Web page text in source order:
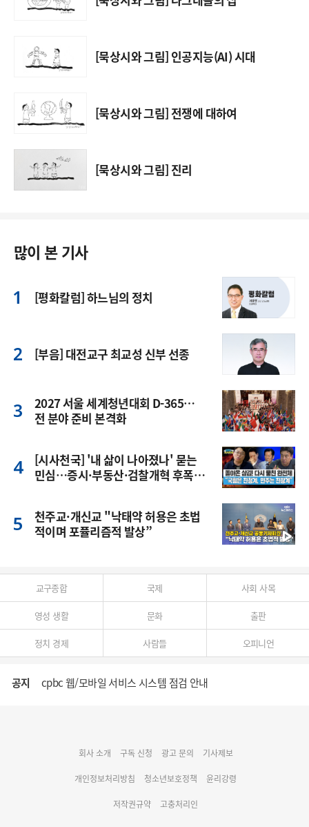
[묵상시와 그림] 인공지능(AI) 시대
[묵상시와 그림] 전쟁에 대하여
[묵상시와 그림] 진리
많이 본 기사
[평화칼럼] 하느님의 정치
[부음] 대전교구 최교성 신부 선종
2027 서울 세계청년대회 D-365…
전 분야 준비 본격화
[시사천국] '내 삶이 나아졌나' 묻는
민심…증시·부동산·검찰개혁 후폭
천주교·개신교 "낙태약 허용은 초법
적이며 포퓰리즘적 발상”
교구종합 국제 사회 사목
영성 생활 문화 출판
정치 경제 사람들 오피니언
공지 cpbc 웹/모바일 서비스 시스템 점검 안내
명동 미디어큐브 & 1898 미디어월 공모전 수상작 발표
회사 소개 구독 신청 광고 문의 기사제보
개인정보처리방침 청소년보호정책 윤리강령
저작권규약 고충처리인